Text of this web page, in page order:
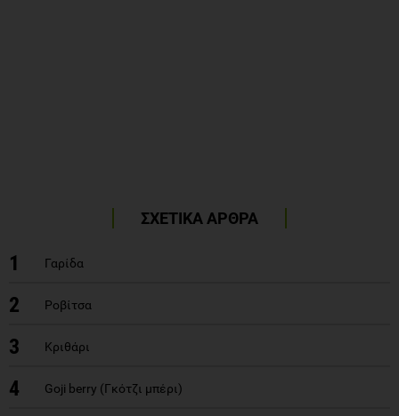
ΣΧΕΤΙΚΑ ΑΡΘΡΑ
1 Γαρίδα
2 Ροβίτσα
3 Κριθάρι
4 Goji berry (Γκότζι μπέρι)